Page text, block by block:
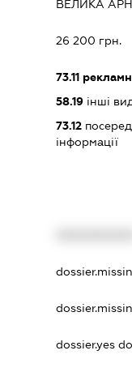
ВЕЛИКА
26 200 грн.
73.11
58.19інші
73.12
інформації
dossier.yes